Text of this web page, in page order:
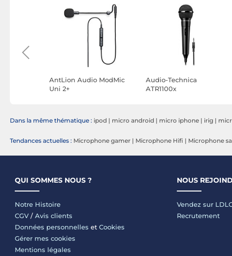
AntLion Audio ModMic
Uni 2+
Audio-Technica
ATR1100x
Dans la même thématique : ipod | micro android | micro iphone | irig |
Tendances actuelles : Microphone gamer | Microphone Hifi | Microphone
QUI SOMMES NOUS ?
Notre Histoire
CGV / Avis clients
Données personnelles et Cookies
Gérer mes cookies
Mentions légales
NOUS
Vendez sur
Recrutement